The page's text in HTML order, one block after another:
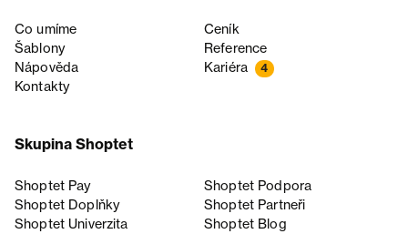
Co umíme
Ceník
Šablony
Reference
Nápověda
Kariéra 4
Kontakty
Skupina Shoptet
Shoptet Pay
Shoptet Podpora
Shoptet Doplňky
Shoptet Partneři
Shoptet Univerzita
Shoptet Blog